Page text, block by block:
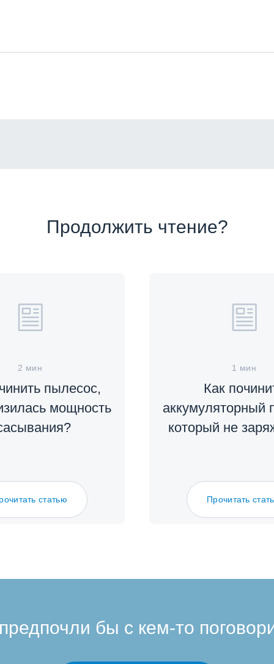
Продолжить чтение?
2 мин
пылесос,
мощность
статью
1 мин
Как
аккумуляторный
который не
Прочитать
бы с кем-то